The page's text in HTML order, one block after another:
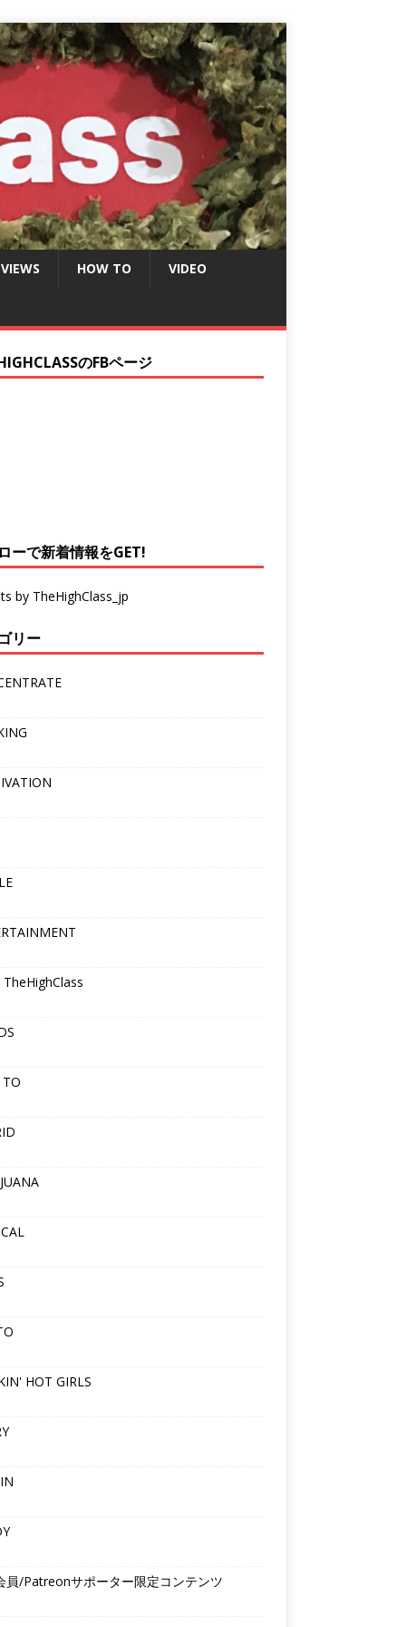
HOW TO VIDEO
のFBページ
ーで新着情報をGET!
by TheHighClass_jp
リー
HOT GIRLS
員/Patreonサポーター限定コンテンツ